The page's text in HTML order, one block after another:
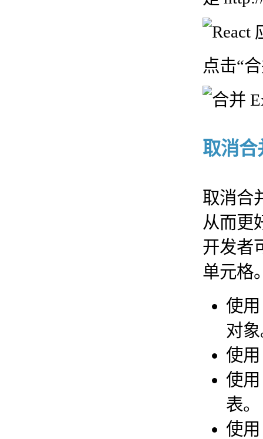
点击“
取消合
取消合
从而更
开发者
单元格
使
对
使
使
表。
使